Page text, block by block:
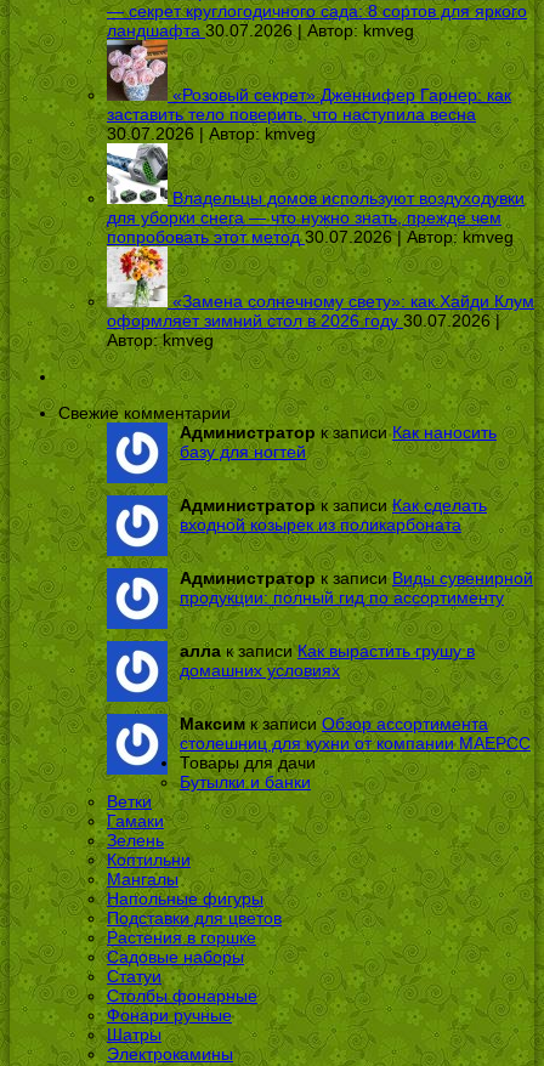
— секрет круглогодичного сада: 8 сортов для яркого
ландшафта 30.07.2026 | Автор:kmveg
«Розовый секрет» Дженнифер Гарнер: как
заставить тело поверить, что наступила весна
30.07.2026 | Автор: kmveg
Владельцы домов используют воздуходувки
для уборки снега — что нужно знать, прежде чем
попробовать этот метод 30.07.2026 | Автор: kmveg
«Замена солнечному свету»: как Хайди Клум
оформляет зимний стол в 2026 году 30.07.2026 |
Автор:kmveg
Свежие комментарии
Администраторк записиКак наносить
базу для ногтей
Администраторк записиКак сделать
входной козырек из поликарбоната
Администраторк записиВиды сувенирной
продукции: полный гид по ассортименту
алла к записиКак вырастить грушу в
домашних условиях
Максимк записи Обзор ассортимента
столешниц для кухни от компании МАЕРСС
Товары для дачи
Бутылки и банки
Ветки
Гамаки
Зелень
Коптильни
Мангалы
Напольные фигуры
Подставки для цветов
Растения в горшке
Садовые наборы
Статуи
Столбы фонарные
Фонари ручные
Шатры
Электрокамины